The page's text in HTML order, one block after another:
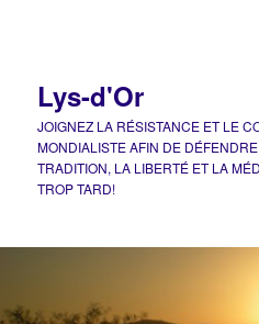
Lys-d'Or
JOIGNEZ LA RÉSISTANCE ET LE
MONDIALISTE AFIN DE
TRADITION, LA LIBERTÉ ET LA
TROP TARD!